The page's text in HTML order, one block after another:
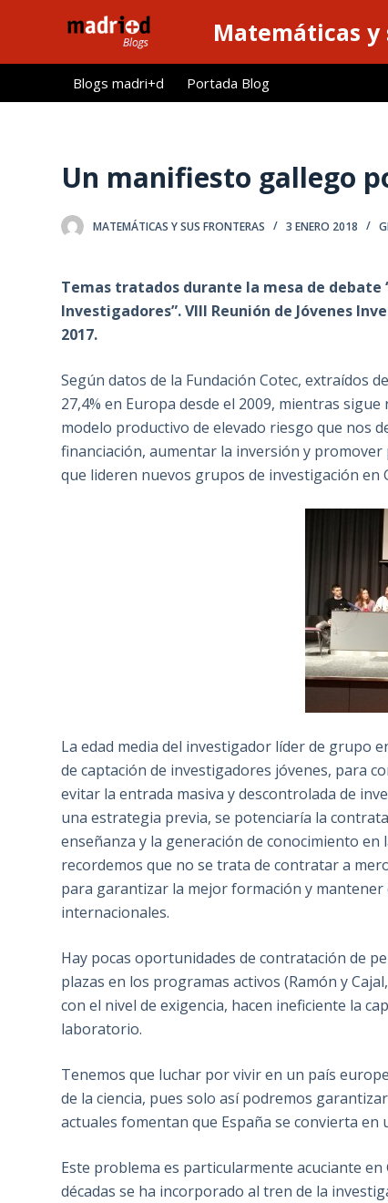
l
Matemáticas
Blogs madri+d Portada Blog
Un manifiesto gallego
MATEMÁTICAS Y SUS FRONTERAS 3 ENERO 2018
Temas tratados durante la mesa de
Investigadores”. VIII Reunión de Jóvenes
2017.
Según datos de la Fundación Cotec, extraídos
27,4% en Europa desde el 2009, mientras
modelo productivo de elevado riesgo que nos
financiación, aumentar la inversión y
que lideren nuevos grupos de investigación en
La edad media del investigador líder de grupo
de captación de investigadores jóvenes, para
evitar la entrada masiva y descontrolada de
una estrategia previa, se potenciaría la
enseñanza y la generación de conocimiento
recordemos que no se trata de contratar a
para garantizar la mejor formación y
internacionales.
Hay pocas oportunidades de contratación de
plazas en los programas activos (Ramón y
con el nivel de exigencia, hacen ineficiente la
laboratorio.
Tenemos que luchar por vivir en un país
de la ciencia, pues solo así podremos
actuales fomentan que España se convierta
Este problema es particularmente acuciante
décadas se ha incorporado al tren de la